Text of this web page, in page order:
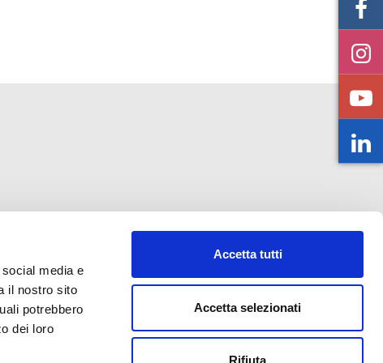
media e
il nostro sito
potrebbero
dei loro
Accetta tutti
Accetta selezionati
Rifiuta